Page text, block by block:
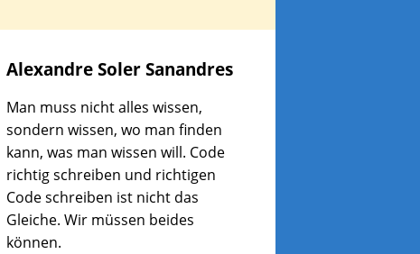
AlexandreSoler Sanandres
Man muss nicht alles wissen,
sondern wissen, wo man finden
kann, was man wissen will. Code
richtig schreiben und richtigen
Code schreiben ist nicht das
Gleiche. Wir müssen beides
können.